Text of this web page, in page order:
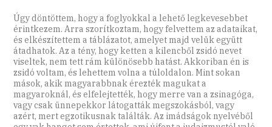
Úgy döntöttem, hogy a foglyokkal a lehető legkevesebbet
érintkezem. Arra szorítkoztam, hogy felvettem az adataikat,
és elkészítettem a táblázatot, amelyet majd velük együtt
átadhatok. Az a tény, hogy ketten a kilencből zsidó nevet
viseltek, nem tett rám különösebb hatást. Akkoriban én is
zsidó voltam, és lehettem volna a túloldalon. Mint sokan
mások, akik magyarabbnak érezték magukat a
magyaroknál, és elfelejtették, hogy merre van a zsinagóga,
vagy csak ünnepekkor látogatták megszokásból, vagy
azért, mert egzotikusnak találták. Az imádságok nyelvéből